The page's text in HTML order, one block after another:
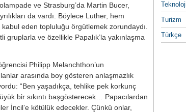
ve Strasburg’da Martin Bucer,
da vardı. Böylece Luther, hem
eden top­luluğu örgütlemek zorundaydı.
gruplarla ve özellikle Papalık’la yakınlaşma
Philipp Melanchthon’un
arasında boy gösteren anlaşmaz­lık
“Ben yaşa­dıkça, tehlike pek korkunç
bir sıkıntı başgösterecek… Papacılardan
İncil’e kötülük edecekler. Çünkü on­lar,
Turizm
Türkçe